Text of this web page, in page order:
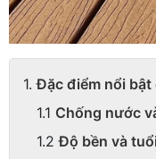
Đặc điểm nổi bật
Chống nước
Độ bền và